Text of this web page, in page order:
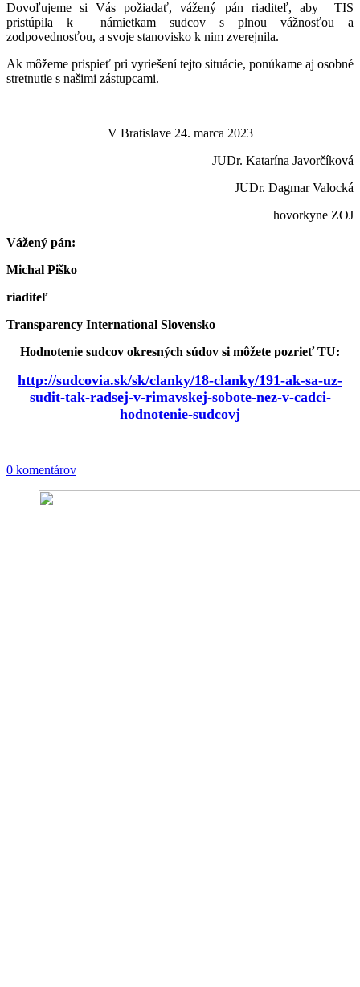
Dovoľujeme si Vás požiadať, vážený pán riaditeľ, aby TIS
pristúpila k námietkam sudcov s plnou vážnosťou a
zodpovednosťou, a svoje stanovisko k nim zverejnila.
Ak môžeme prispieť pri vyriešení tejto situácie, ponúkame aj osobné
stretnutie s našimi zástupcami.
V Bratislave 24. marca 2023
JUDr. Katarína Javorčíková
JUDr. Dagmar Valocká
hovorkyne ZOJ
Vážený pán:
Michal Piško
riaditeľ
Transparency International Slovensko
Hodnotenie sudcov okresných súdov si môžete pozrieť TU:
http://sudcovia.sk/sk/clanky/18-clanky/191-ak-sa-uz-
sudit-tak-radsej-v-rimavskej-sobote-nez-v-cadci-
hodnotenie-sudcovj
0 komentárov